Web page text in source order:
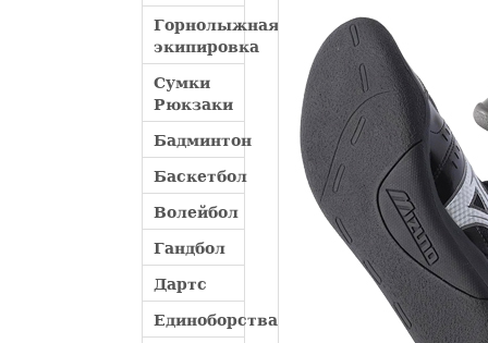
Горнолыжная
экипировка
Сумки
Рюкзаки
Бадминтон
Баскетбол
Волейбол
Гандбол
Дартс
Единоборства